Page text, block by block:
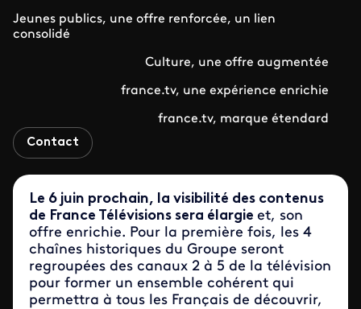
Jeunes publics, une offre renforcée, un lien
consolidé
Culture, une offre augmentée
france.tv, une expérience enrichie
france.tv, marque étendard
Contact
Le 6 juin prochain, la visibilité des contenus
de France Télévisions sera élargie et, son
offre enrichie. Pour la première fois, les 4
chaînes historiques du Groupe seront
regroupées des canaux 2 à 5 de la télévision
pour former un ensemble cohérent qui
permettra à tous les Français de découvrir,